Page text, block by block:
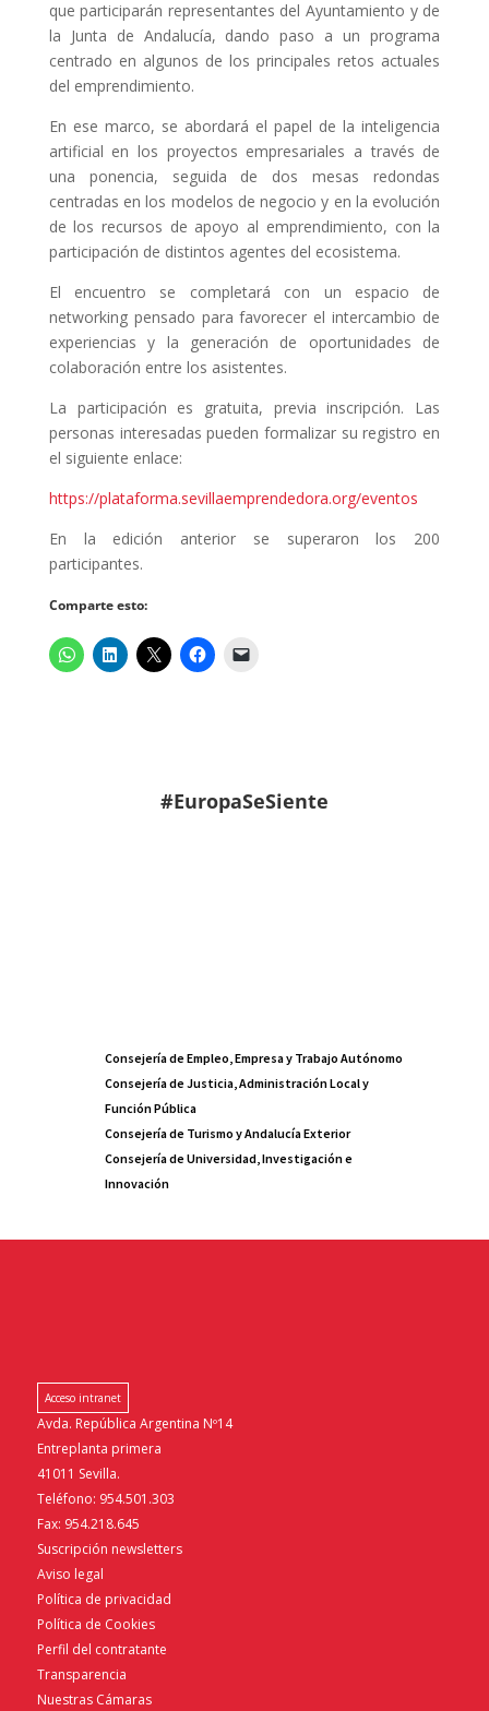
que participarán representantes del Ayuntamiento y de
la Junta de Andalucía, dando paso a un programa
centrado en algunos de los principales retos actuales
del emprendimiento.
En ese marco, se abordará el papel de la inteligencia
artificial en los proyectos empresariales a través de
una ponencia, seguida de dos mesas redondas
centradas en los modelos de negocio y en la evolución
de los recursos de apoyo al emprendimiento, con la
participación de distintos agentes del ecosistema.
El encuentro se completará con un espacio de
networking pensado para favorecer el intercambio de
experiencias y la generación de oportunidades de
colaboración entre los asistentes.
La participación es gratuita, previa inscripción. Las
personas interesadas pueden formalizar su registro en
el siguiente enlace:
https://plataforma.sevillaemprendedora.org/eventos
En la edición anterior se superaron los 200
participantes.
Comparte esto:
#EuropaSeSiente
Consejería de Empleo, Empresa y Trabajo Autónomo
Consejería de Justicia, Administración Local y
Función Pública
Consejería de Turismo y Andalucía Exterior
Consejería de Universidad, Investigación e
Innovación
Acceso intranet
Avda. República Argentina Nº14
Entreplanta primera
41011 Sevilla.
Teléfono: 954.501.303
Fax: 954.218.645
Suscripción newsletters
Aviso legal
Política de privacidad
Política de Cookies
Perfil del contratante
Transparencia
Nuestras Cámaras